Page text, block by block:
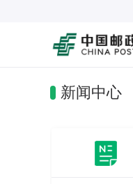
新闻中心